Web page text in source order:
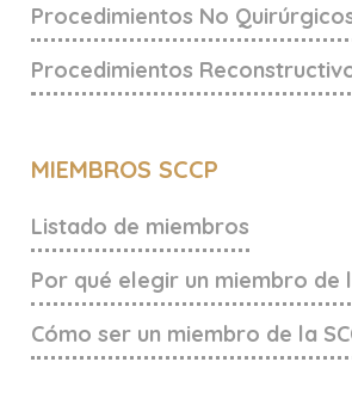
Procedimientos No
Procedimientos
MIEMBROS SCCP
Listado de miembros
Por qué elegir un miembro de
Cómo ser un miembro de la